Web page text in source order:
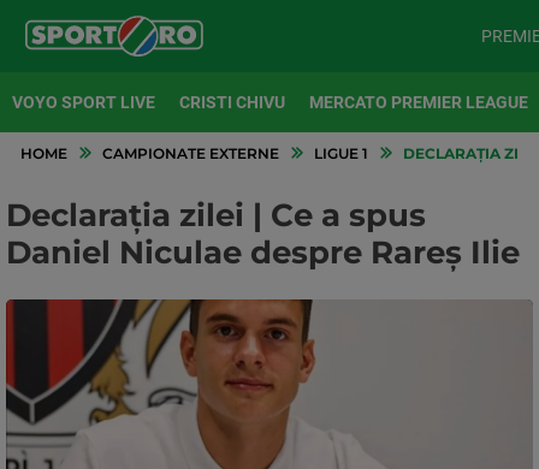
VOYO SPORT LIVE CRISTI CHIVU MERCATO PREMIER LEAGUE
HOME CAMPIONATE EXTERNE LIGUE 1 DECLARAȚIA
Declarația zilei | Ce a spus
Daniel Niculae despre Rareș Ilie